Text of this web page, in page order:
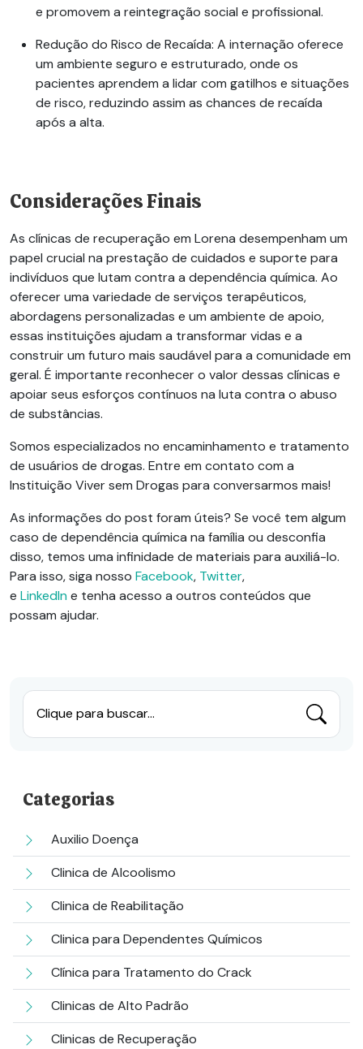
e promovem a reintegração social e profissional.
Redução do Risco de Recaída: A internação oferece
um ambiente seguro e estruturado, onde os
pacientes aprendem a lidar com gatilhos e situações
de risco, reduzindo assim as chances de recaída
após a alta.
Considerações Finais
As clínicas de recuperação em Lorena desempenham um
papel crucial na prestação de cuidados e suporte para
indivíduos que lutam contra a dependência química. Ao
oferecer uma variedade de serviços terapêuticos,
abordagens personalizadas e um ambiente de apoio,
essas instituições ajudam a transformar vidas e a
construir um futuro mais saudável para a comunidade em
geral. É importante reconhecer o valor dessas clínicas e
apoiar seus esforços contínuos na luta contra o abuso
de substâncias.
Somos especializados no encaminhamento e tratamento
de usuários de drogas. Entre em contato com a
Instituição Viver sem Drogas para conversarmos mais!
As informações do post foram úteis? Se você tem algum
caso de dependência química na família ou desconfia
disso, temos uma infinidade de materiais para auxiliá-lo.
Para isso, siga nosso Facebook, Twitter,
e LinkedIne tenha acesso a outros conteúdos que
possam ajudar.
Clique para buscar...
Categorias
Auxilio Doença
Clinica de Alcoolismo
Clinica de Reabilitação
Clinica para Dependentes Químicos
Clínica para Tratamento do Crack
Clinicas de Alto Padrão
Clinicas de Recuperação